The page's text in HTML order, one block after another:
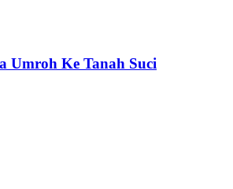
Umroh Ke Tanah Suci